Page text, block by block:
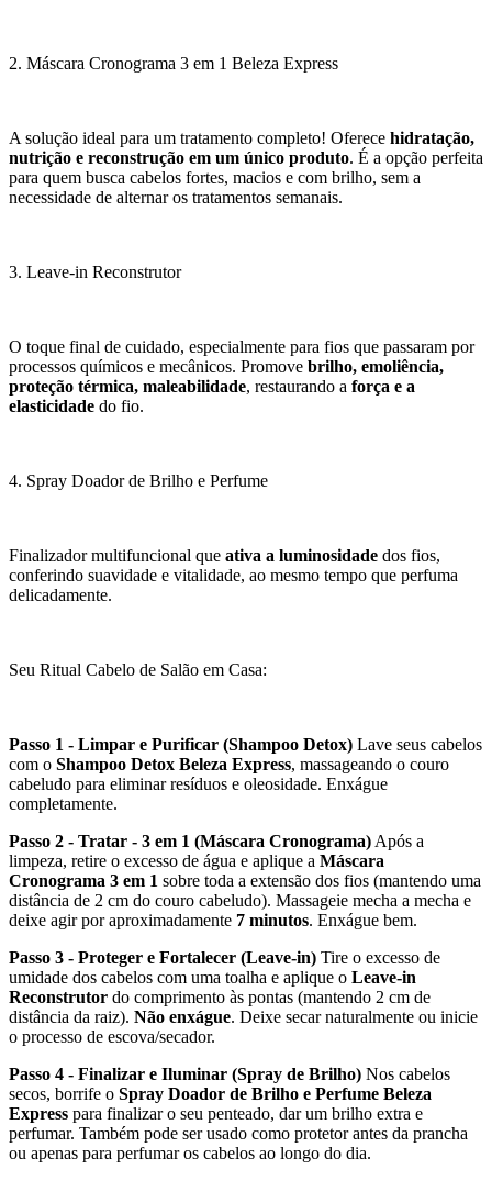
2. Máscara Cronograma 3 em 1 Beleza Express
A solução ideal para um tratamento completo! Oferece hidratação,
nutrição e reconstrução em um único produto. É a opção perfeita
para quem busca cabelos fortes, macios e com brilho, sem a
necessidade de alternar os tratamentos semanais.
3. Leave-in Reconstrutor
O toque final de cuidado, especialmente para fios que passaram por
processos químicos e mecânicos. Promove brilho, emoliência,
proteção térmica, maleabilidade, restaurando a força e a
elasticidade do fio.
4. Spray Doador de Brilho e Perfume
Finalizador multifuncional que ativa a luminosidade dos fios,
conferindo suavidade e vitalidade, ao mesmo tempo que perfuma
delicadamente.
Seu Ritual Cabelo de Salão em Casa:
Passo 1 - Limpar e Purificar (Shampoo Detox) Lave seus cabelos
com o Shampoo Detox Beleza Express, massageando o couro
cabeludo para eliminar resíduos e oleosidade. Enxágue
completamente.
Passo 2 - Tratar - 3 em 1 (Máscara Cronograma) Após a
limpeza, retire o excesso de água e aplique a Máscara
Cronograma 3 em 1 sobre toda a extensão dos fios (mantendo uma
distância de 2 cm do couro cabeludo). Massageie mecha a mecha e
deixe agir por aproximadamente 7 minutos. Enxágue bem.
Passo 3 - Proteger e Fortalecer (Leave-in) Tire o excesso de
umidade dos cabelos com uma toalha e aplique o Leave-in
Reconstrutor do comprimento às pontas (mantendo 2 cm de
distância da raiz). Não enxágue. Deixe secar naturalmente ou inicie
o processo de escova/secador.
Passo 4 - Finalizar e Iluminar (Spray de Brilho) Nos cabelos
secos, borrife o Spray Doador de Brilho e Perfume Beleza
Express para finalizar o seu penteado, dar um brilho extra e
perfumar. Também pode ser usado como protetor antes da prancha
ou apenas para perfumar os cabelos ao longo do dia.